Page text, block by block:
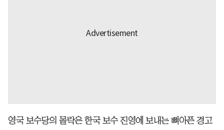
영국 보수당의 몰락은 한국 보수 진영에 보내는 뼈아픈 경고